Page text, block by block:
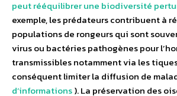
peut rééquilibrer une biodiversité
exemple, les prédateurs contribuent à
populations de rongeurs qui sont
virus ou bactéries pathogènes pour
transmissibles notamment via les
conséquent limiter la diffusion de
d’informations). La préservation des